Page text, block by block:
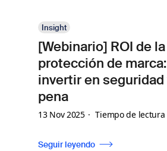
Insight
[Webinario] ROI de la
protección de
invertir en seguridad
pena
13 Nov 2025 Tiempo de
Seguir leyendo